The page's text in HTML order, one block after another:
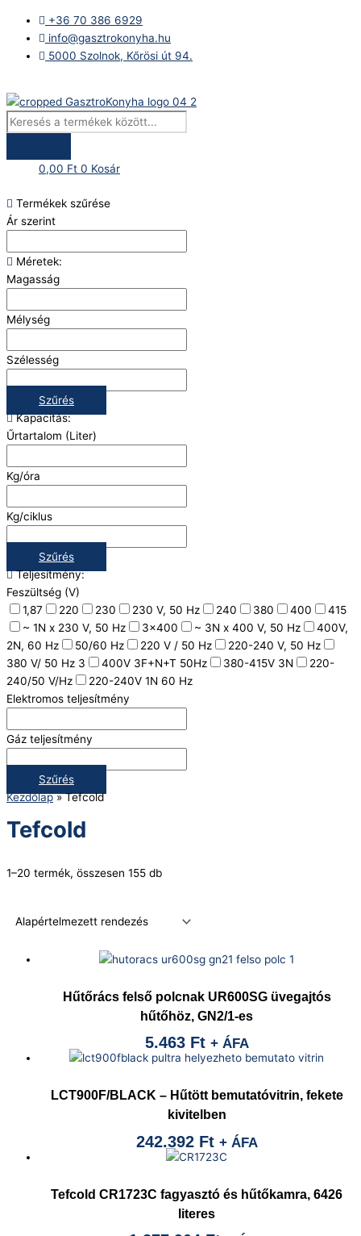
content
+36 70 386 6929
info@gasztrokonyha.hu
5000 Szolnok, Kőrösi út 94.
search
0,00 Ft 0 Kosár
Termékek szűrése
Ár szerint
Méretek:
Magasság
Mélység
Szélesség
Szűrés
Kapacitás:
Űrtartalom (Liter)
Kg/óra
Kg/ciklus
Szűrés
Teljesítmény:
Feszültség (V)
1,87
220 230 230 V, 50 Hz 240 380 400
415
~ 1N x 230 V, 50 Hz
3x400 ~ 3N x 400 V, 50 Hz
400V,
2N, 60 Hz
50/60 Hz 220 V / 50 Hz
220-240 V, 50 Hz
380 V/ 50 Hz 3
400V 3F+N+T 50Hz 380-415V 3N
220-
240/50 V/Hz
220-240V 1N 60 Hz
Elektromos teljesítmény
Gáz teljesítmény
Szűrés
Kezdőlap»Tefcold
Tefcold
1–20 termék, összesen 155 db
Hűtőrács felső polcnak UR600SG üvegajtós
hűtőhöz, GN2/1-es
5.463 Ft + ÁFA
LCT900F/BLACK – Hűtött bemutatóvitrin, fekete
kivitelben
242.392 Ft + ÁFA
Tefcold CR1723C fagyasztó és hűtőkamra, 6426
literes